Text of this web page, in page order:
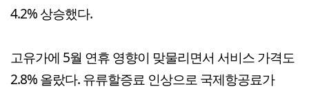
4.2% 상승했다.
고유가에 5월 연휴 영향이 맞물리면서 서비스 가격도
2.8% 올랐다. 유류할증료 인상으로 국제항공료가